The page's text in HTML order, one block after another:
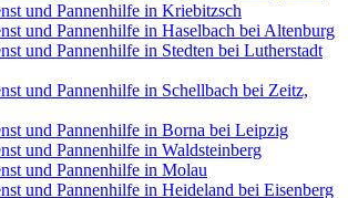
und Pannenhilfe in Kriebitzsch
und Pannenhilfe in Haselbach bei Altenburg
und Pannenhilfe in Stedten bei Lutherstadt
und Pannenhilfe in Schellbach bei Zeitz,
und Pannenhilfe in Borna bei Leipzig
und Pannenhilfe in Waldsteinberg
und Pannenhilfe in Molau
und Pannenhilfe in Heideland bei Eisenberg